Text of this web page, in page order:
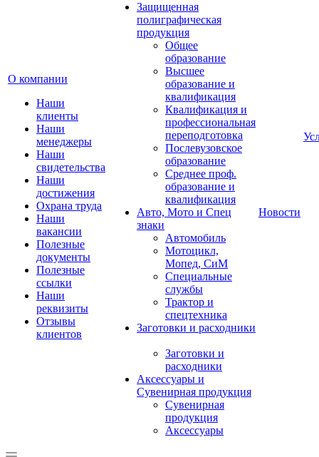
О компании
Наши
клиенты
Наши
менеджеры
Наши
свидетельства
Наши
достижения
Охрана труда
Наши
вакансии
Полезные
документы
Полезные
ссылки
Наши
реквизиты
Отзывы
клиентов
Защищенная
полиграфическая
продукция
Общее
образование
Высшее
образование и
квалификация
Квалификация и
профессиональная
переподготовка
Послевузовское
образование
Среднее проф.
образование и
квалификация
Авто, Мото и Спец
знаки
Автомобиль
Мотоцикл,
Мопед, СиМ
Специальные
службы
Трактор и
спецтехника
Заготовки и расходники
Заготовки и
расходники
Аксессуары и
Сувенирная продукция
Сувенирная
продукция
Аксессуары
Новости